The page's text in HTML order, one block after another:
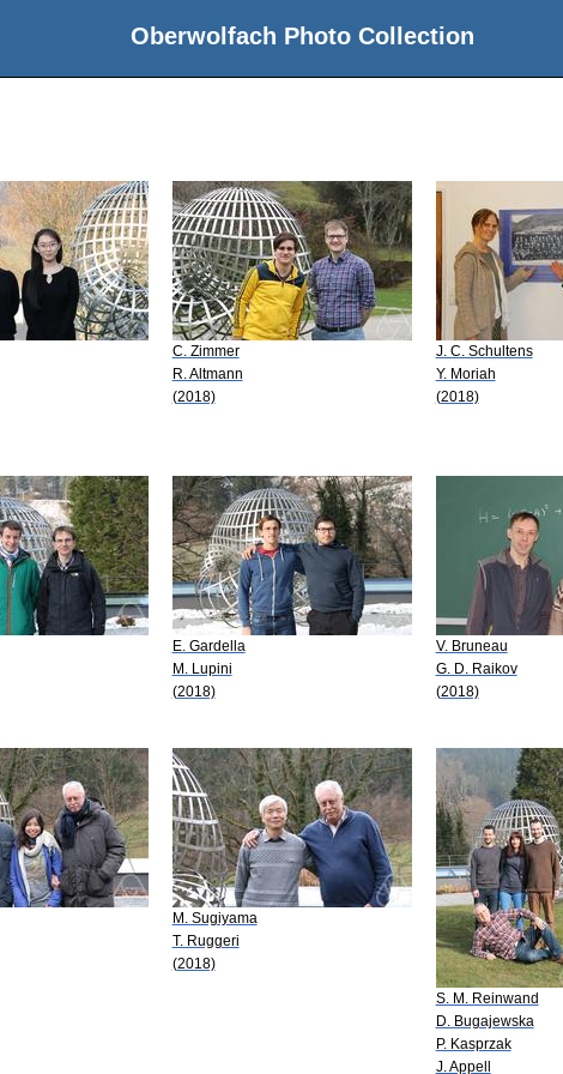
Oberwolfach Photo Collection
C. Zimmer
R. Altmann
(2018)
J. C. Schultens
Y. Moriah
(2018)
E. Gardella
M. Lupini
(2018)
V. Bruneau
G. D. Raikov
(2018)
M. Sugiyama
T. Ruggeri
(2018)
S. M. Reinwand
D. Bugajewska
P. Kasprzak
J. Appell